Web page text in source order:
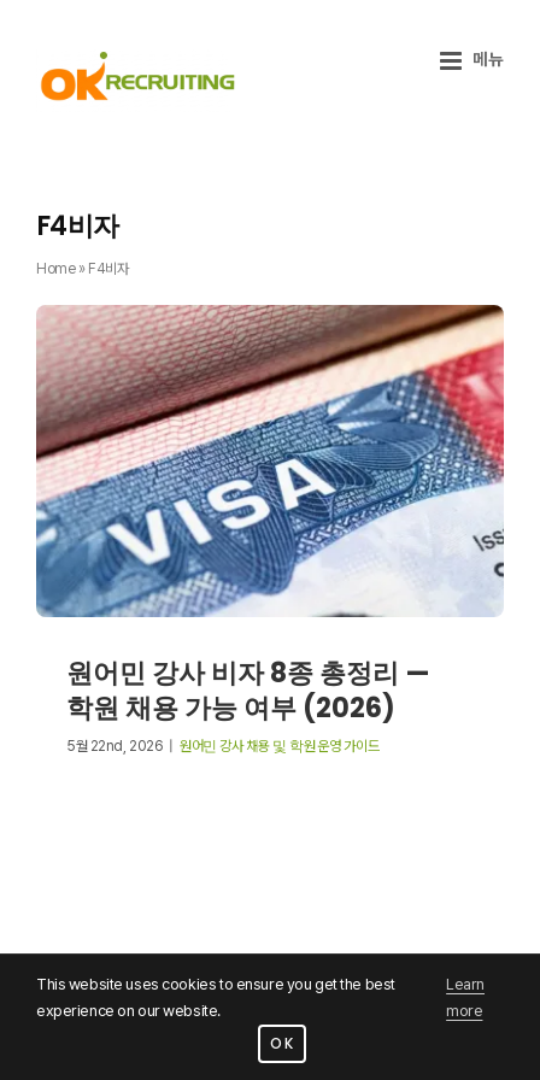
content
F4비자
Home» F4비자
원어민 강사 비자 8종 총정리 —
학원 채용 가능 여부 (2026)
5월 22nd, 2026 원어민 강사 채용 및 학원 운영 가이드
© 2006–2026 OK Recruiting · Business License 215-92-53370
Privacy Policy · 개인정보처리방침
This website uses cookies to ensure you get the best
experience on our website.
Learn
more
OK